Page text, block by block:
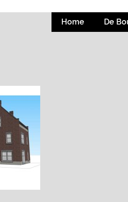
Home De